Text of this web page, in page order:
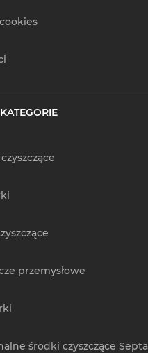
przemysłowe
środki czyszczące Septa